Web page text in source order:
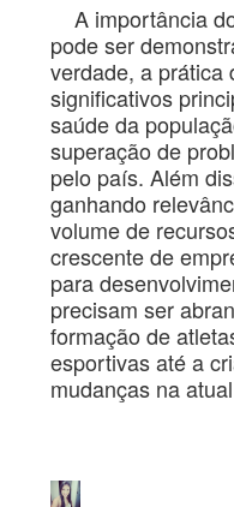
A importância
pode ser
verdade, a prática
significativos
saúde da
superação de
pelo país. Além
ganhando
volume de
crescente de
para
precisam ser
formação de
esportivas até a
mudanças na